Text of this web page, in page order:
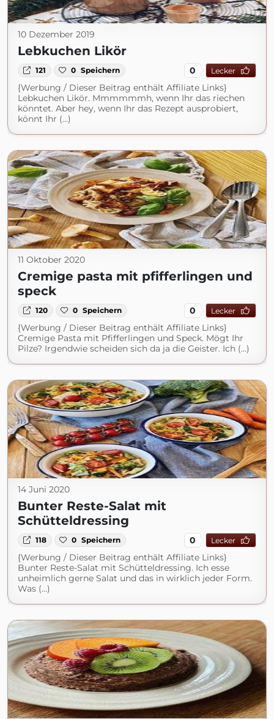
10 Dezember 2019
Lebkuchen Likör
121 0 Speichern 0 Lecker
{Werbung / Dieser Beitrag enthält Affiliate Links}
Lebkuchen Likör. Mmmmmmh, wenn Ihr das riechen
könntet. Aber hey, wenn Ihr das Rezept ausprobiert,
könnt Ihr (...)
11 Oktober 2020
Cremige pasta mit pfifferlingen und
speck
120 0 Speichern 0 Lecker
{Werbung / Dieser Beitrag enthält Affiliate Links}
Cremige Pasta mit Pfifferlingen und Speck. Mögt Ihr
Pilze? Irgendwie scheiden sich da ja die Geister. Ich (...)
14 Juni 2020
Bunter Reste-Salat mit
Schütteldressing
118 0 Speichern 0 Lecker
{Werbung / Dieser Beitrag enthält Affiliate Links}
Bunter Reste-Salat mit Schütteldressing. Ich esse
unheimlich gerne Salat und das in wirklich jeder Form.
Was (...)